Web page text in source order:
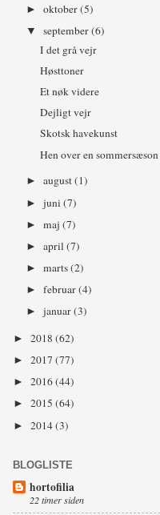
►oktober(5)
▼september(6)
I det grå vejr
Høsttoner
Et nøk videre
Dejligt vejr
Skotsk havekunst
Hen over en sommersæson
►august(1)
►juni(7)
►maj(7)
►april(7)
►marts(2)
►februar(4)
►januar(3)
► 2018 (62)
► 2017 (77)
► 2016(44)
► 2015 (64)
► 2014(3)
BLOGLISTE
hortofilia
22 timer siden